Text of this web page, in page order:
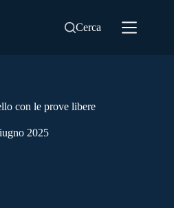
Cerca
con le prove libere
2025